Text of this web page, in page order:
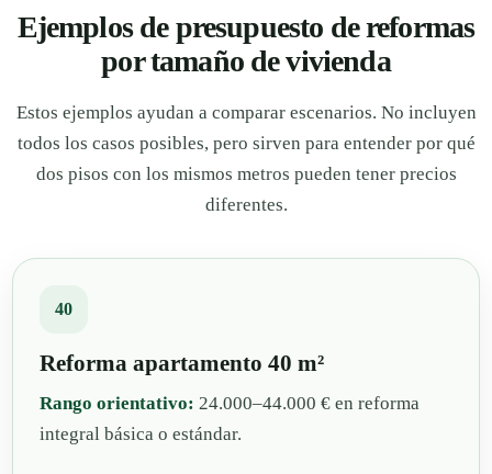
Ejemplos de presupuesto de reformas
por tamaño de vivienda
Estos ejemplos ayudan a comparar escenarios. No incluyen
todos los casos posibles, pero sirven para entender por qué
dos pisos con los mismos metros pueden tener precios
diferentes.
40
Reforma apartamento 40 m²
Rango orientativo: 24.000–44.000 € en reforma
integral básica o estándar.